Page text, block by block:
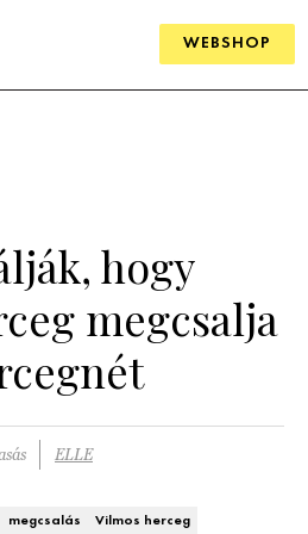
WEBSHOP
hogy
megcsalja
ELLE
megcsalás
Vilmos herceg